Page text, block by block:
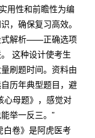
用性和前瞻性为编
，确保复习高效。
式解析——正确选项
这种设计使考生
刷题时间。资料由
历年典型题目，避
心母题》，感觉对
举一反三。”
白卷》是阿虎医考